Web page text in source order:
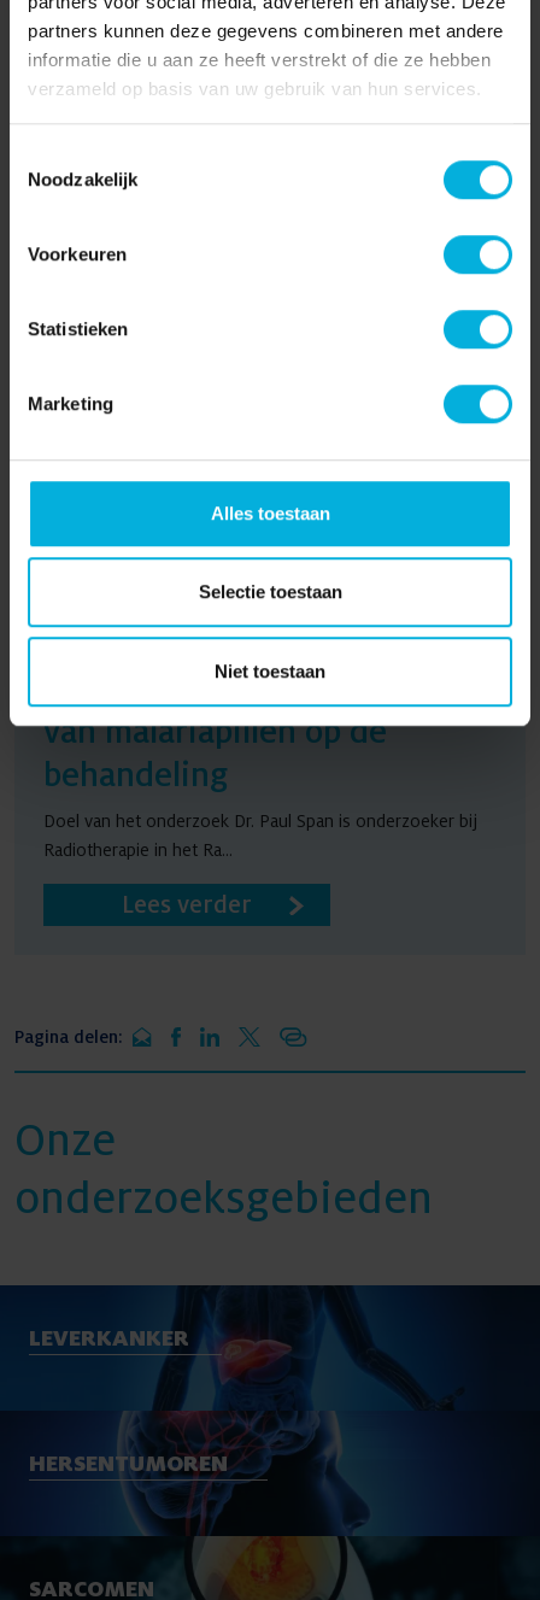
partners kunnen deze gegevens combineren met andere
informatie die u aan ze heeft verstrekt of die ze hebben
verzameld op basis van uw gebruik van hun services.
Noodzakelijk
Voorkeuren
Statistieken
Marketing
Alles toestaan
Selectie toestaan
Niet toestaan
Prostaatkanker:
nauwkeuriger opereren met
Borstkanker: wat is het effect
van malariapillen op de
behandeling
Doel van het onderzoek Dr. Paul Span is onderzoeker bij
Radiotherapie in het Ra...
Lees verder
Pagina delen:
Onze
onderzoeksgebieden
LEVERKANKER
HERSENTUMOREN
SARCOMEN